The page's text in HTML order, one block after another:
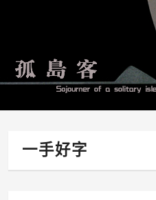
一手好字